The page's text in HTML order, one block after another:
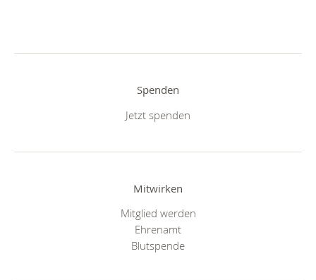
Spenden
Jetzt spenden
Mitwirken
Mitglied werden
Ehrenamt
Blutspende